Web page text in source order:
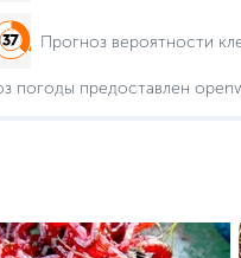
Прогноз вероятности
погоды предоставлен